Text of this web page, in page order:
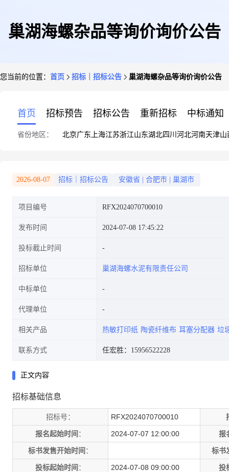
巢湖海螺杂品等询价询价公告
您当前的位置： 首页 招标｜招标公告 巢湖海螺杂品等询价询价公告
首页 招标预告 招标公告 重新招标 中标通知
省份地区： 北京广东 上海江苏浙江山东湖北四川 河北河南天津山
2026-08-07 招标｜招标公告 安徽省 合肥市 巢湖市
项目编号 RFX2024070700010
发布时间 2024-07-08 17:45:22
投标截止时间
招标单位 巢湖海螺水泥有限责任公司
中标单位
代理单位
相关产品 热敏打印纸 陶瓷纤维布 耳塞分配器 垃
联系方式 任宏胜：15956522228
正文内容
招标基础信息
招标号： RFX2024070700010
报名起始时间 ： 2024-07-07 12:00:00 报
标书发售开始时间 ： 标书
投标起始时间 ： 2024-07-08 09:00:00 投